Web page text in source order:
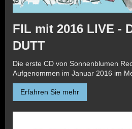
FIL mit 2016 LIVE -
DUTT
Die erste CD von Sonnenblumen
Aufgenommen im Januar 2016 im
Erfahren Sie mehr